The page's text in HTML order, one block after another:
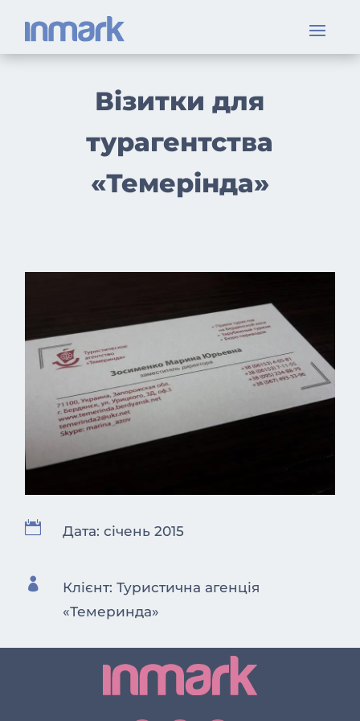
Візитки для
турагентства
«Темерінда»
 Дата: січень 2015

Клієнт: Туристична агенція
«Темеринда»